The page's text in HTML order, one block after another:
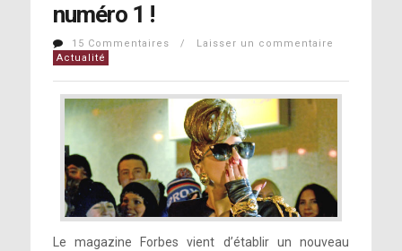
numéro 1 !
15 Commentaires / Laisser un commentaire
Actualité
Le magazine Forbes vient d’établir un nouveau